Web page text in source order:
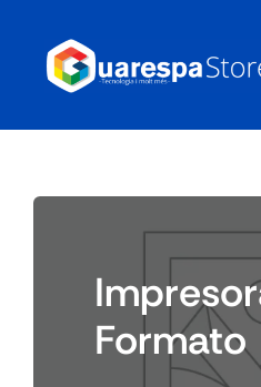
content
Formato